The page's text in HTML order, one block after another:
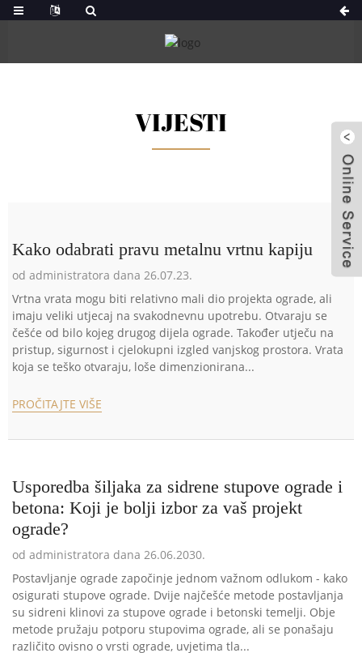
VIJESTI
Kako odabrati pravu metalnu vrtnu kapiju
od administratora dana 26.07.23.
Vrtna vrata mogu biti relativno mali dio projekta ograde, ali
imaju veliki utjecaj na svakodnevnu upotrebu. Otvaraju se
češće od bilo kojeg drugog dijela ograde. Također utječu na
pristup, sigurnost i cjelokupni izgled vanjskog prostora. Vrata
koja se teško otvaraju, loše dimenzionirana...
PROČITAJTE VIŠE
Usporedba šiljaka za sidrene stupove ograde i
betona: Koji je bolji izbor za vaš projekt
ograde?
od administratora dana 26.06.2030.
Postavljanje ograde započinje jednom važnom odlukom - kako
osigurati stupove ograde. Dvije najčešće metode postavljanja
su sidreni klinovi za stupove ograde i betonski temelji. Obje
metode pružaju potporu stupovima ograde, ali se ponašaju
različito ovisno o vrsti ograde, uvjetima tla...